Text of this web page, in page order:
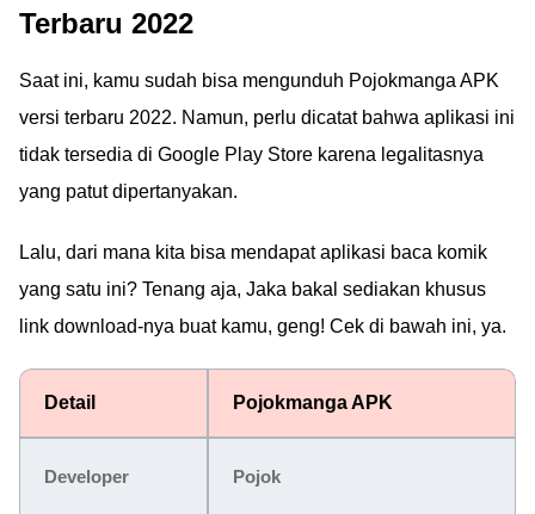
Terbaru 2022
Saat ini, kamu sudah bisa mengunduh Pojokmanga APK
versi terbaru 2022. Namun, perlu dicatat bahwa aplikasi ini
tidak tersedia di Google Play Store karena legalitasnya
yang patut dipertanyakan.
Lalu, dari mana kita bisa mendapat aplikasi baca komik
yang satu ini? Tenang aja, Jaka bakal sediakan khusus
link download-nya buat kamu, geng! Cek di bawah ini, ya.
Detail Pojokmanga APK
Developer Pojok